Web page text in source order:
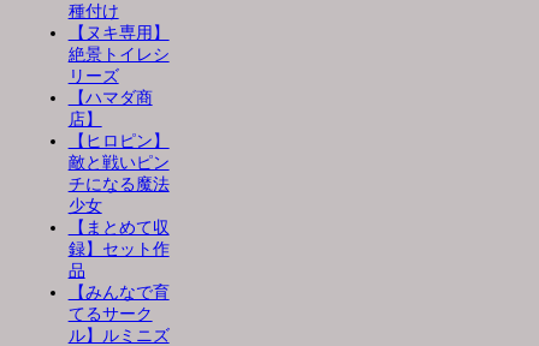
種付け
【ヌキ専用】
絶景トイレシ
リーズ
【ハマダ商
店】
【ヒロピン】
敵と戦いピン
チになる魔法
少女
【まとめて収
録】セット作
品
【みんなで育
てるサーク
ル】ルミニズ